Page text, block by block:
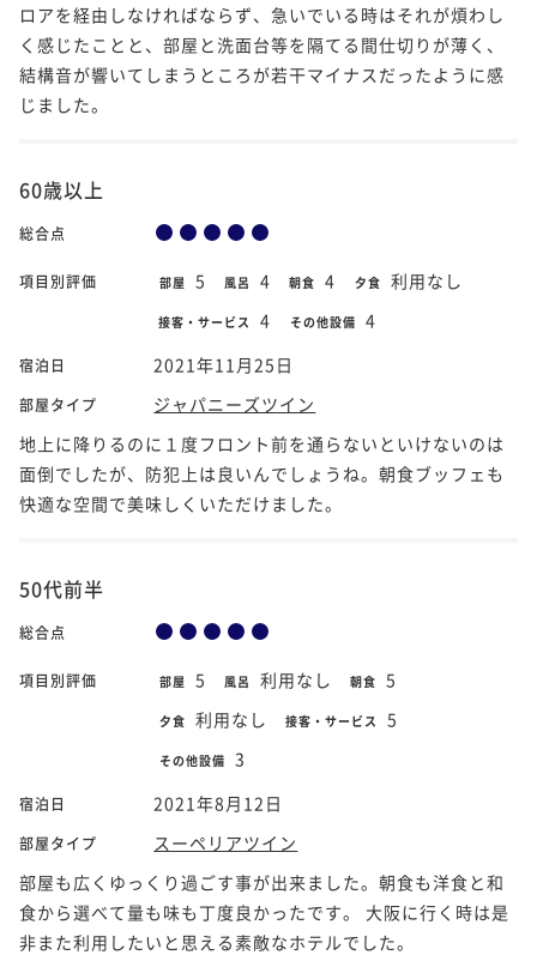
ロアを経由しなければならず、急いでいる時はそれが煩わし
く感じたことと、部屋と洗面台等を隔てる間仕切りが薄く、
結構音が響いてしまうところが若干マイナスだったように感
じました。
60歳以上
総合点
項目別評価 部屋 5 風呂 4 朝食 4 夕食 利用なし
接客・サービス 4 その他設備 4
宿泊日 2021年11月25日
部屋タイプ
ジャパニーズツイン
地上に降りるのに１度フロント前を通らないといけないのは
面倒でしたが、防犯上は良いんでしょうね。朝食ブッフェも
快適な空間で美味しくいただけました。
50代前半
総合点
項目別評価 部屋 5 風呂 利用なし 朝食 5
夕食 利用なし 接客・サービス 5
その他設備 3
宿泊日 2021年8月12日
部屋タイプ
スーペリアツイン
部屋も広くゆっくり過ごす事が出来ました。朝食も洋食と和
食から選べて量も味も丁度良かったです。 大阪に行く時は是
非また利用したいと思える素敵なホテルでした。